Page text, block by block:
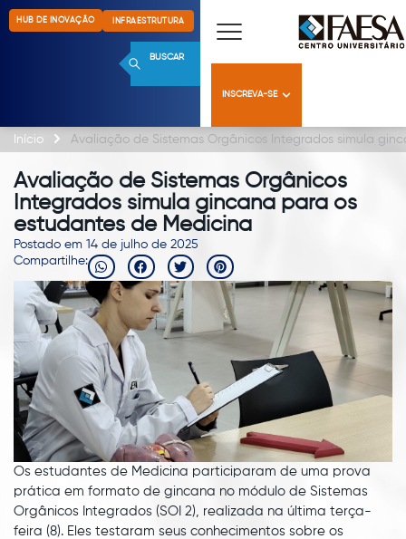
HUB DE INOVAÇÃO INFRAESTRUTURA
BUSCAR
INSCREVA-SE
Início Avaliação de Sistemas Orgânicos Integrados simula
Avaliação de Sistemas Orgânicos
Integrados simula gincana para os
estudantes de Medicina
Postado em 14 de julho de 2025
Compartilhe:
Os estudantes de Medicina participaram de uma prova
prática em formato de gincana no módulo de Sistemas
Orgânicos Integrados (SOI 2), realizada na última terça-
feira (8). Eles testaram seus conhecimentos sobre os